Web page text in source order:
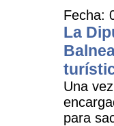
Fecha:
La
Una
para